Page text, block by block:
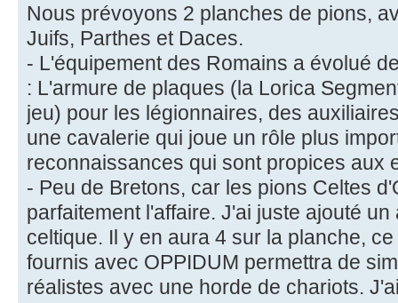
Nous prévoyons 2 planches de pions,
Juifs, Parthes et Daces.
- L'équipement des Romains a évolué
: L'armure de plaques (la Lorica
jeu) pour les légionnaires, des
une cavalerie qui joue un rôle plus
reconnaissances qui sont propices aux
- Peu de Bretons, car les pions Celtes
parfaitement l'affaire. J'ai juste ajouté
celtique. Il y en aura 4 sur la planche,
fournis avec OPPIDUM permettra de
réalistes avec une horde de chariots.